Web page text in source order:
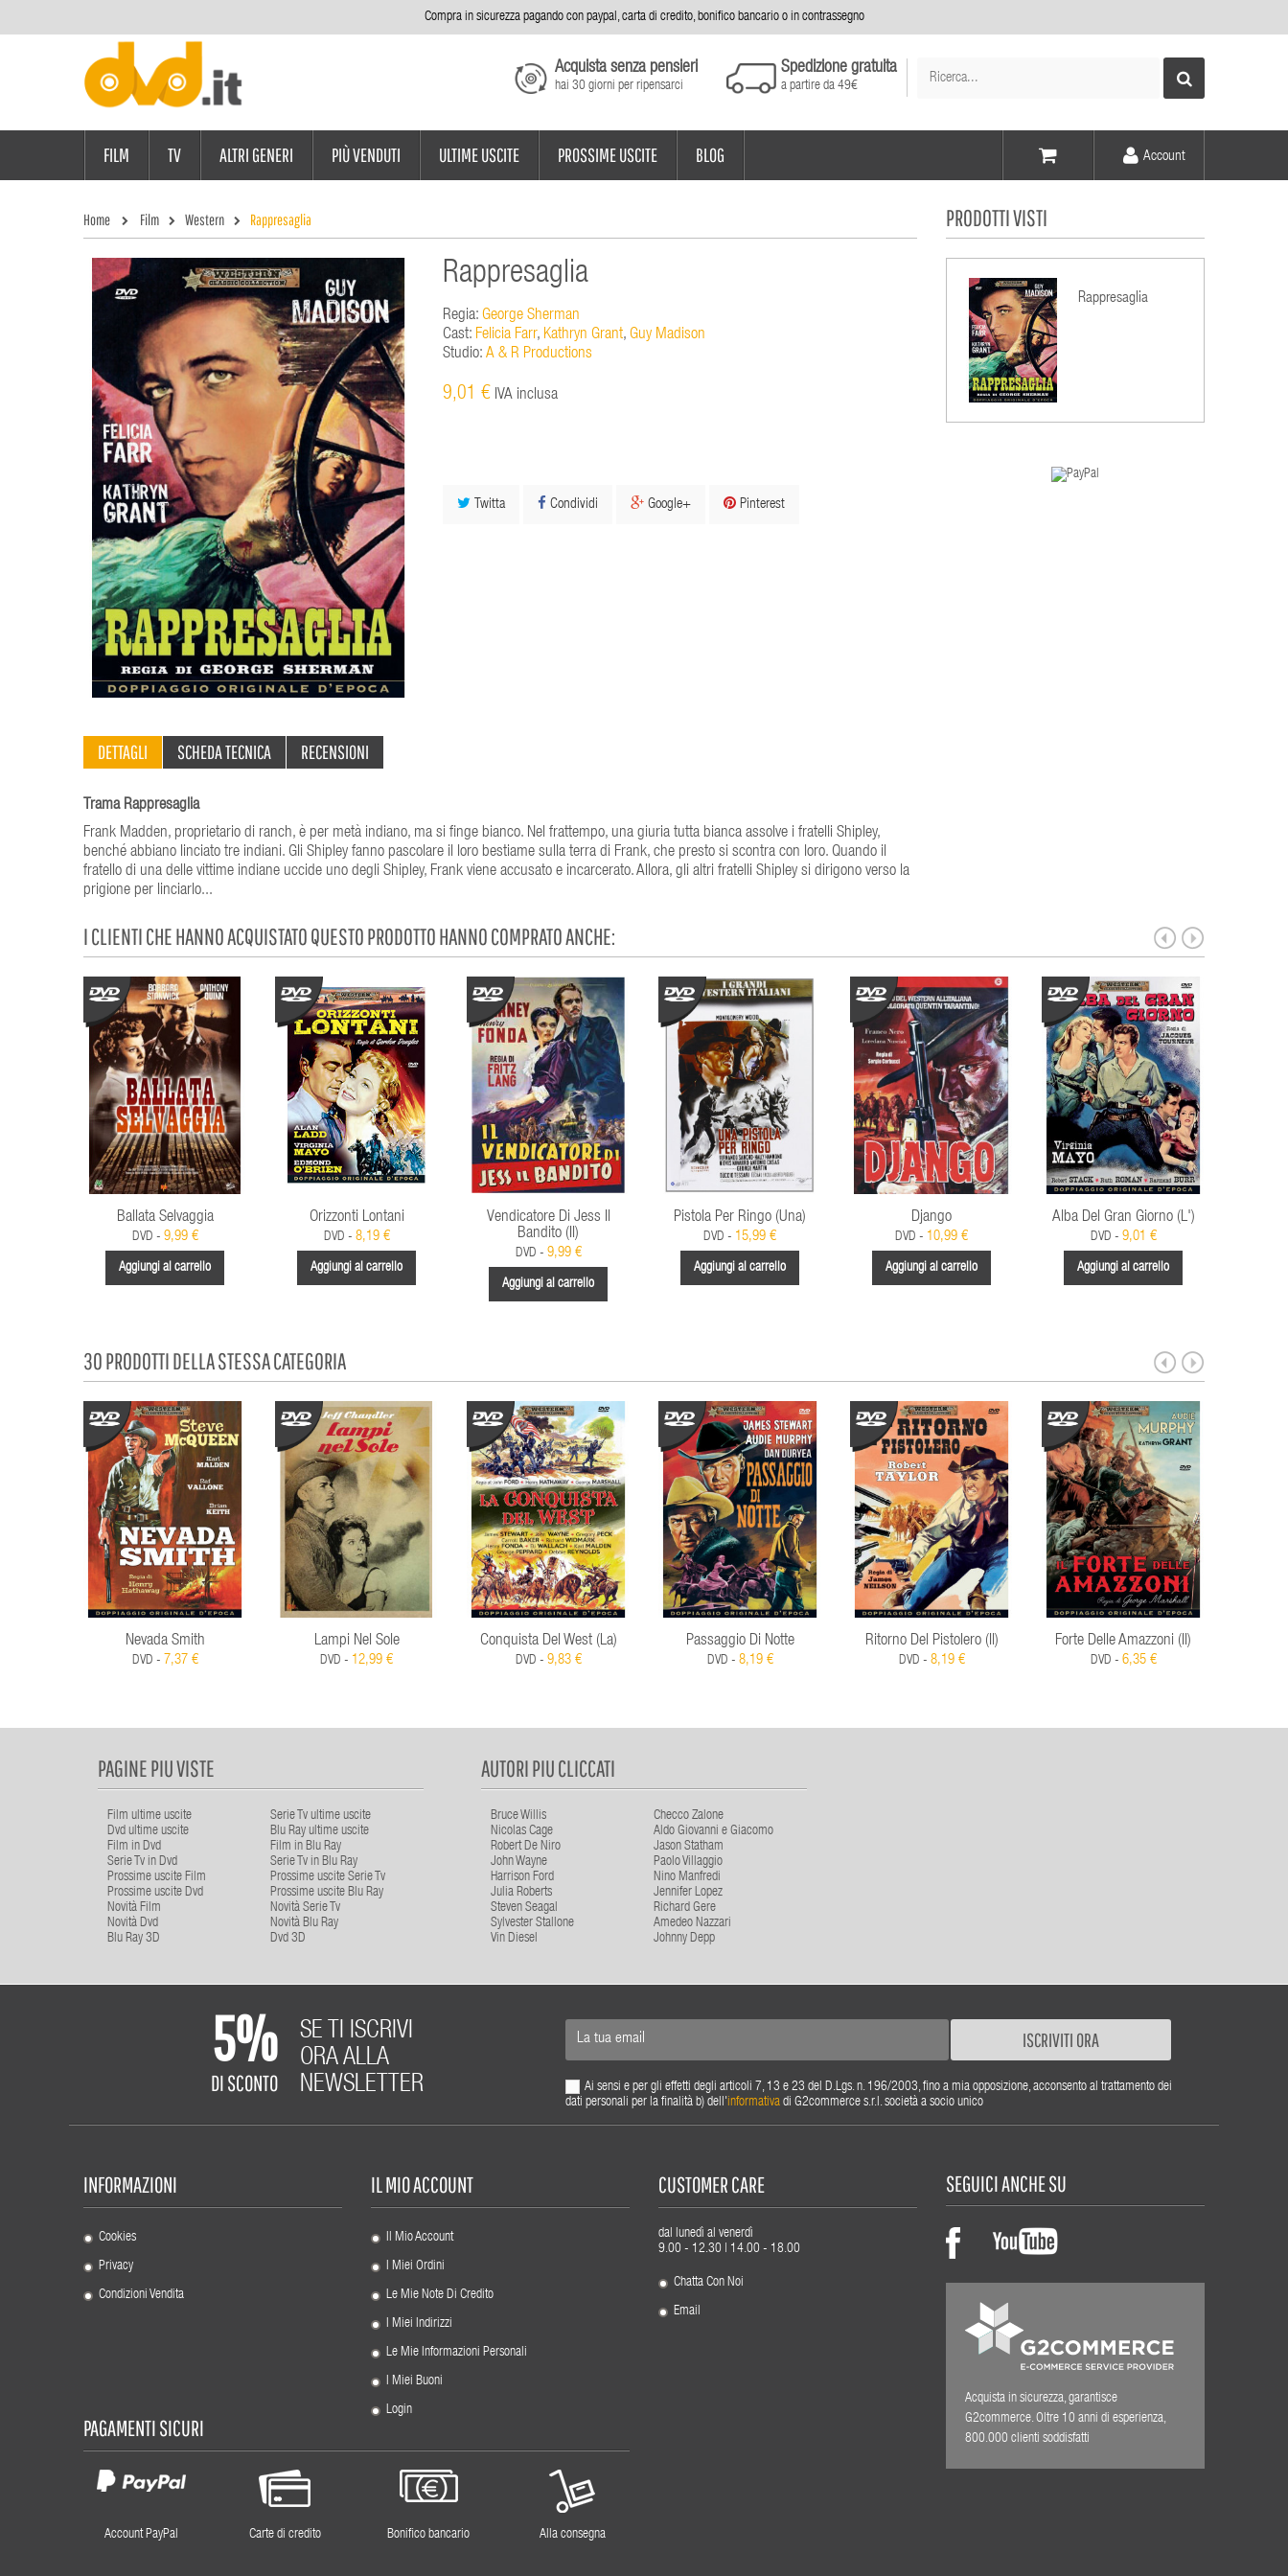
Compra in sicurezza pagando con paypal, carta di credito, bonifico bancario o in contrassegno
Elementi -
Acquista senza pensieri
hai 30 giorni per ripensarci
Spedizione gratuita
a partire da 49€
Account
FILM TV ALTRI GENERI PIÙ VENDUTI ULTIME USCITE PROSSIME USCITE BLOG
Home Film Western Rappresaglia
Rappresaglia
Regia: George Sherman
Cast: Felicia Farr, Kathryn Grant, Guy Madison
Studio: A & R Productions
9,01 € IVA inclusa
Twitta Condividi Google+ Pinterest
DETTAGLI SCHEDA TECNICA RECENSIONI
Trama Rappresaglia
Frank Madden, proprietario di ranch, è per metà indiano, ma si finge bianco. Nel frattempo, una giuria tutta bianca assolve i fratelli Shipley,
benché abbiano linciato tre indiani. Gli Shipley fanno pascolare il loro bestiame sulla terra di Frank, che presto si scontra con loro. Quando il
fratello di una delle vittime indiane uccide uno degli Shipley, Frank viene accusato e incarcerato. Allora, gli altri fratelli Shipley si dirigono verso la
prigione per linciarlo...
PRODOTTI VISTI
Rappresaglia
I CLIENTI CHE HANNO ACQUISTATO QUESTO PRODOTTO HANNO COMPRATO ANCHE:
Ballata Selvaggia
DVD - 9,99 €
Aggiungi al carrello
Orizzonti Lontani
DVD - 8,19 €
Aggiungi al carrello
Vendicatore Di Jess Il
Bandito (Il)
DVD - 9,99 €
Aggiungi al carrello
Pistola Per Ringo (Una)
DVD - 15,99 €
Aggiungi al carrello
Django
DVD - 10,99 €
Aggiungi al carrello
Alba Del Gran Giorno (L')
DVD - 9,01 €
Aggiungi al carrello
30 PRODOTTI DELLA STESSA CATEGORIA
Nevada Smith
DVD - 7,37 €
Lampi Nel Sole
DVD - 12,99 €
Conquista Del West (La)
DVD - 9,83 €
Passaggio Di Notte
DVD - 8,19 €
Ritorno Del Pistolero (Il)
DVD - 8,19 €
Forte Delle Amazzoni (Il)
DVD - 6,35 €
PAGINE PIU VISTE
Film ultime uscite
Serie Tv ultime uscite
Dvd ultime uscite
Blu Ray ultime uscite
Film in Dvd
Film in Blu Ray
Serie Tv in Dvd
Serie Tv in Blu Ray
Prossime uscite Film
Prossime uscite Serie Tv
Prossime uscite Dvd
Prossime uscite Blu Ray
Novità Film
Novità Serie Tv
Novità Dvd
Novità Blu Ray
Blu Ray 3D
Dvd 3D
AUTORI PIU CLICCATI
Bruce Willis
Checco Zalone
Nicolas Cage
Aldo Giovanni e Giacomo
Robert De Niro
Jason Statham
John Wayne
Paolo Villaggio
Harrison Ford
Nino Manfredi
Julia Roberts
Jennifer Lopez
Steven Seagal
Richard Gere
Sylvester Stallone
Amedeo Nazzari
Vin Diesel
Johnny Depp
5%
DI SCONTO
SE TI ISCRIVI
ORA ALLA
NEWSLETTER
ISCRIVITI ORA
Ai sensi e per gli effetti degli articoli 7, 13 e 23 del D.Lgs. n. 196/2003, fino a mia opposizione, acconsento al trattamento dei
dati personali per la finalità b) dell'informativadi G2commerce s.r.l. società a socio unico
INFORMAZIONI
Cookies
Privacy
Condizioni Vendita
IL MIO ACCOUNT
Il Mio Account
I Miei Ordini
Le Mie Note Di Credito
I Miei Indirizzi
Le Mie Informazioni Personali
I Miei Buoni
Login
CUSTOMER CARE
dal lunedì al venerdì
9.00 - 12.30 | 14.00 - 18.00
Chatta Con Noi
Email
SEGUICI ANCHE SU
Acquista in sicurezza, garantisce
G2commerce. Oltre 10 anni di esperienza,
800.000 clienti soddisfatti
PAGAMENTI SICURI
Account PayPal Carte di credito Bonifico bancario Alla consegna